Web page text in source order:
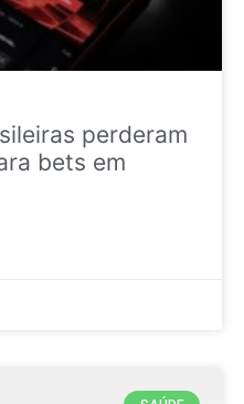
perderam
bets em